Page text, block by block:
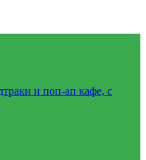
и поп-ап кафе, с